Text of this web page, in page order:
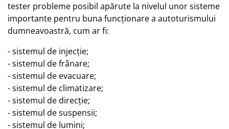
tester probleme posibil apărute la nivelul unor sisteme
importante pentru buna funcționare a autoturismului
dumneavoastră, cum ar fi:
- sistemul de injecție;
- sistemul de frânare;
- sistemul de evacuare;
- sistemul de climatizare;
- sistemul de direcție;
- sistemul de suspensii;
- sistemul de lumini;